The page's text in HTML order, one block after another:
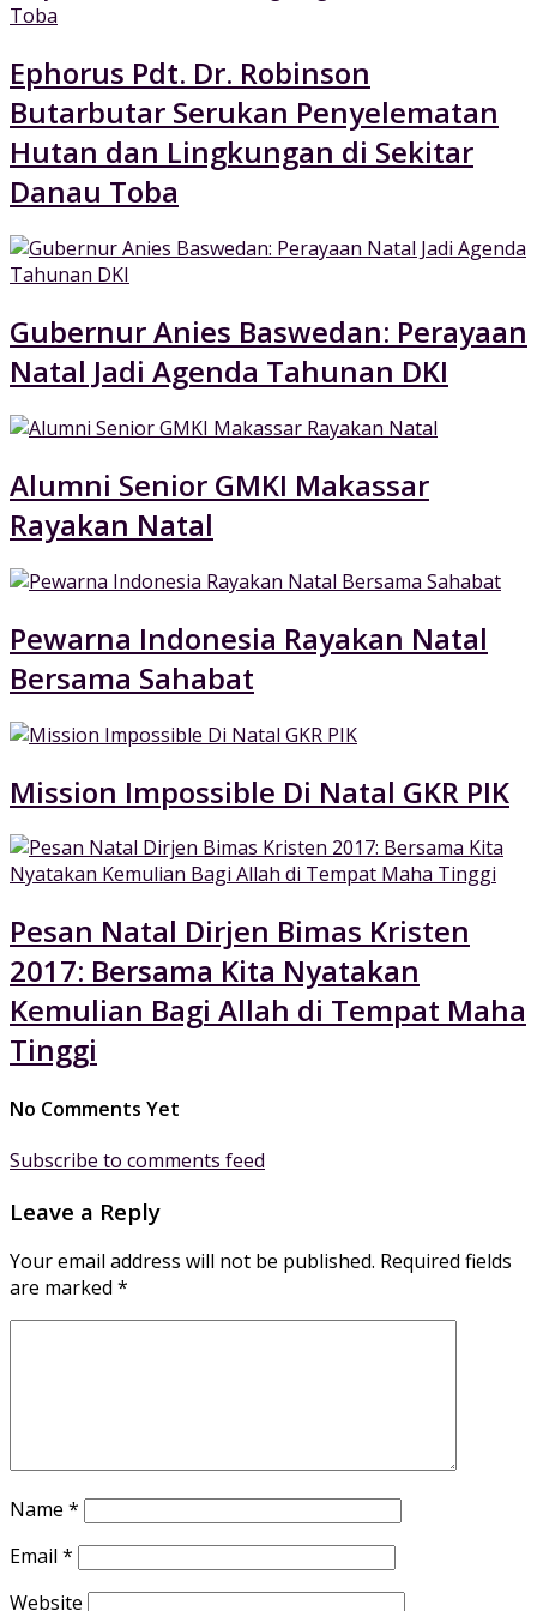
Ephorus Pdt. Dr. Robinson
Butarbutar Serukan Penyelematan
Hutan dan Lingkungan di Sekitar
Danau Toba
Gubernur Anies Baswedan: Perayaan
Natal Jadi Agenda Tahunan DKI
Alumni Senior GMKI Makassar
Rayakan Natal
Pewarna Indonesia Rayakan Natal
Bersama Sahabat
Mission Impossible Di Natal GKR PIK
Pesan Natal Dirjen Bimas Kristen
2017: Bersama Kita Nyatakan
Kemulian Bagi Allah di Tempat Maha
Tinggi
No Comments Yet
Subscribe to comments feed
Leave a Reply
Your email address will not be published. Required fields
are marked *
Name *
Email *
Website